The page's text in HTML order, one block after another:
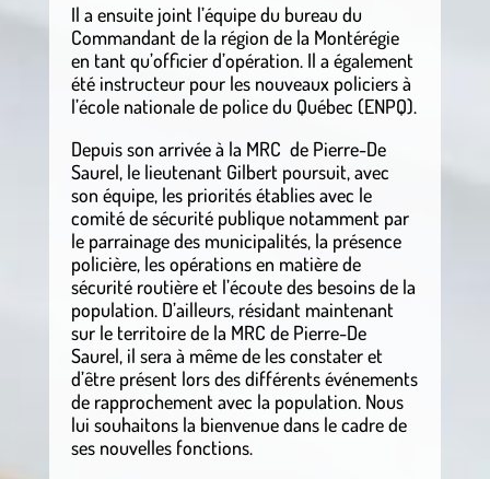
Il a ensuite joint l’équipe du bureau du
Commandant de la région de la Montérégie
en tant qu’officier d’opération. Il a également
été instructeur pour les nouveaux policiers à
l’école nationale de police du Québec (ENPQ).
Depuis son arrivée à la MRC de Pierre-De
Saurel, le lieutenant Gilbert poursuit, avec
son équipe, les priorités établies avec le
comité de sécurité publique notamment par
le parrainage des municipalités, la présence
policière, les opérations en matière de
sécurité routière et l’écoute des besoins de la
population. D’ailleurs, résidant maintenant
sur le territoire de la MRC de Pierre-De
Saurel, il sera à même de les constater et
d’être présent lors des différents événements
de rapprochement avec la population. Nous
lui souhaitons la bienvenue dans le cadre de
ses nouvelles fonctions.